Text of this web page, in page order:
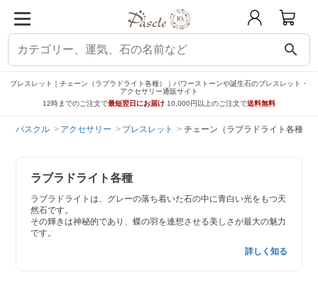
search
ブレスレット｜チェーン（ラブラドライト各種）｜パワーストーンや誕生石のブレスレット・
アクセサリー通販サイト
12時までのご注文で最短翌日にお届け 10,000円以上のご注文で送料無料
パスクル アクセサリー ブレスレット チェーン（ラブラドライト各種）
ラブラドライト各種
ラブラドライトは、グレーの落ち着いた石の中に青白い光をもつ天
然石です。
その輝きは神秘的であり、蝶の羽を連想させる美しさが最大の魅力
です。
詳しく知る